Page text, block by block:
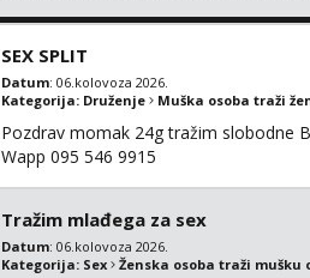
SEX SPLIT
Datum: 06.kolovoza 2026.
Kategorija: Druženje Muška osoba traži
Pozdrav momak 24g tražim slobodne
Wapp 095 546 9915
Tražim mlađega za sex
Datum: 06.kolovoza 2026.
Kategorija: Sex Ženska osoba traži mušku